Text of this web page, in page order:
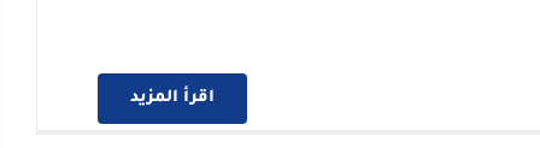
اقرأ المزيد